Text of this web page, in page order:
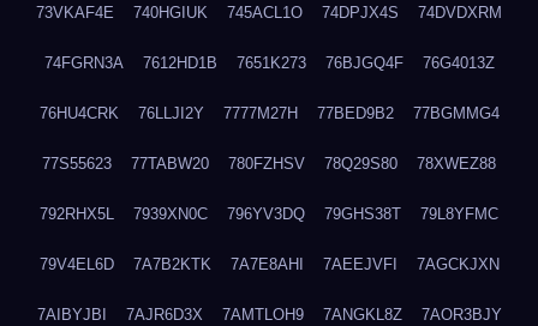
73VKAF4E 740HGIUK 745ACL1O 74DPJX4S 74DVDXRM
74FGRN3A 7612HD1B 7651K273 76BJGQ4F 76G4013Z
76HU4CRK 76LLJI2Y 7777M27H 77BED9B2 77BGMMG4
77S55623 77TABW20 780FZHSV 78Q29S80 78XWEZ88
792RHX5L 7939XN0C 796YV3DQ 79GHS38T 79L8YFMC
79V4EL6D 7A7B2KTK 7A7E8AHI 7AEEJVFI 7AGCKJXN
7AIBYJBI 7AJR6D3X 7AMTLOH9 7ANGKL8Z 7AOR3BJY